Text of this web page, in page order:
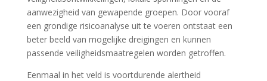
aanwezigheid van gewapende groepen. Door vooraf
een grondige risicoanalyse uit te voeren ontstaat een
beter beeld van mogelijke dreigingen en kunnen
passende veiligheidsmaatregelen worden getroffen.
Eenmaal in het veld is voortdurende alertheid